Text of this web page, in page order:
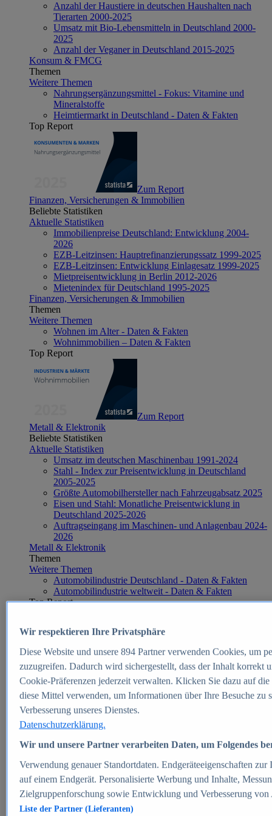
Anzahl der Haustiere in deutschen Haushalten nach
Tierarten 2000-2025
Umsatz mit Bio-Lebensmitteln in Deutschland 2000-
2025
Anzahl der Veganer in Deutschland 2015-2025
Konsum & FMCG
Themen
Weitere Themen
Nahrungsergänzungsmittel - Fokus: Vitamine und
Mineralstoffe
Heimtiermarkt in Deutschland - Daten & Fakten
Top Report
Zum Report
Finanzen, Versicherungen & Immobilien
Beliebte Statistiken
Aktuelle Statistiken
Immobilienpreise Deutschland: Entwicklung 2004-
2026
EZB-Leitzinsen: Hauptrefinanzierungssatz 1999-2025
EZB-Leitzinsen: Entwicklung Einlagesatz 1999-2025
Mietpreisentwicklung in Berlin 2012-2026
Mietenindex für Deutschland 1995-2025
Finanzen, Versicherungen & Immobilien
Themen
Weitere Themen
Wohnen im Alter - Daten & Fakten
Wohnimmobilien – Daten & Fakten
Top Report
Zum Report
Metall & Elektronik
Beliebte Statistiken
Aktuelle Statistiken
Umsatz im deutschen Maschinenbau 1991-2024
Stahl - Index zur Preisentwicklung in Deutschland
2005-2025
Größte Automobilhersteller nach Fahrzeugabsatz 2025
Eisen und Stahl: Monatliche Preisentwicklung in
Deutschland 2025-2026
Auftragseingang im Maschinen- und Anlagenbau 2024-
2026
Metall & Elektronik
Themen
Weitere Themen
Automobilindustrie Deutschland - Daten & Fakten
Automobilindustrie weltweit - Daten & Fakten
Top Report
Zum Report
E-commerce
Beliebte Statistiken
Aktuelle Statistiken
E-Commerce - Entwicklung des Umsatzes in
Deutschland 1999-2025
Umsatz von Amazon in Deutschland und weltweit
2010-2025
B2C-E-Commerce: Top-50 Online Shops in
Deutschland 2024
Marktanteile von Online-Zahlungsverfahren in
Deutschland 2024
Umsatzstarke Warengruppen im Online-Handel in
Deutschland 2023-2025
Wir respektieren Ihre Privatsphäre
Diese Website und unsere 894Partner verwenden Cookies, um
zuzugreifen. Dadurch wird sichergestellt, dass der Inhalt korrekt
Cookie-Präferenzen jederzeit verwalten. Klicken Sie dazu auf
diese Mittel verwenden, um Informationen über Ihre Besuche
Verbesserung unseres Dienstes.
Datenschutzerklärung.
Wir und unsere Partner verarbeiten Daten, um Folgendes
Verwendung genauer Standortdaten. Endgeräteeigenschaften
auf einem Endgerät. Personalisierte Werbung und Inhalte,
Zielgruppenforschung sowie Entwicklung und Verbesserung von
Liste der Partner (Lieferanten)